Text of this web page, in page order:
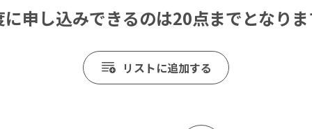
に申し込みできるのは20点までとなりま
リストに追加する